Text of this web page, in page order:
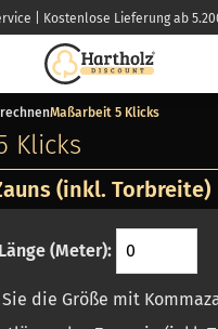
| Kostenlose Lieferung ab
Maßarbeit 5 Klicks
Klicks
(inkl. Torbreite)
Länge (Meter):
Sie die Größe mit